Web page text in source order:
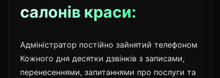
салонів краси:
Адміністратор постійно зайнятий телефоном
Кожного дня десятки дзвінків з записами,
перенесеннями, запитаннями про послуги та